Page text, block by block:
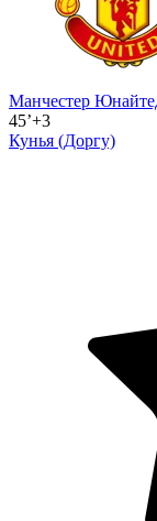
Манчестер
45’+3
Кунья (Доргу)